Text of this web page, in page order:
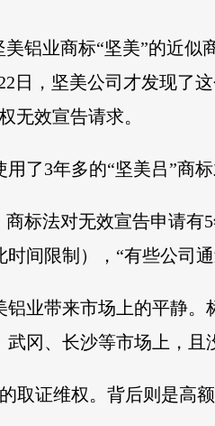
铝业商标“坚美”的近似
日，坚美公司才发现了
无效宣告请求。
了3年多的“坚美吕”商
标法对无效宣告申请
间限制），“有些公司
业带来市场上的平静
冈、长沙等市场上，且
取证维权。背后则是高额